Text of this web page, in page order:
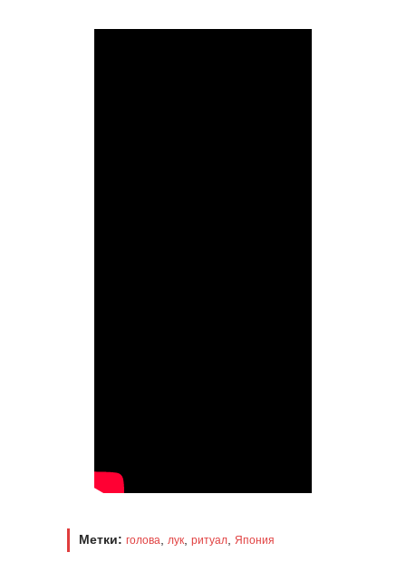
Метки: голова лук ритуал Япония